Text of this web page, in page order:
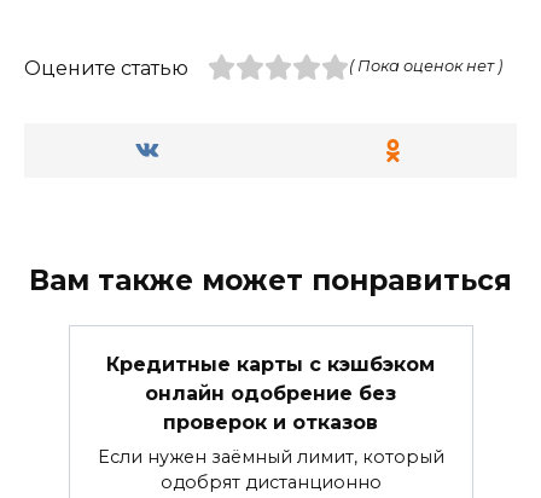
Оцените статью ( Пока оценок нет )
Вам также может понравиться
Кредитные карты с кэшбэком
онлайн одобрение без
проверок и отказов
Если нужен заёмный лимит, который
одобрят дистанционно